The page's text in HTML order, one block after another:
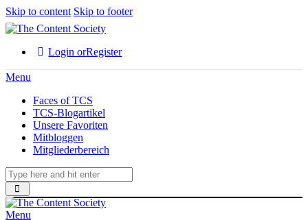
Skip to content Skip to footer
Login orRegister
Menu
Faces of TCS
TCS-Blogartikel
Unsere Favoriten
Mitbloggen
Mitgliederbereich
Menu